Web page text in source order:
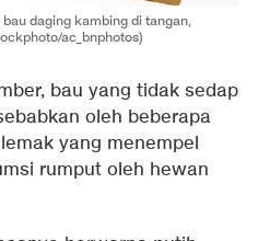
daging kambing di tangan,
ac_bnphotos)
bau yang tidak sedap
oleh beberapa
yang menempel
rumput oleh hewan